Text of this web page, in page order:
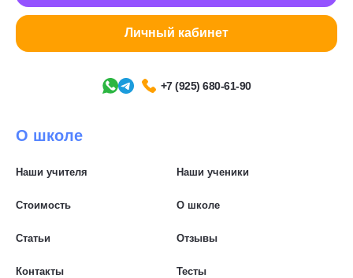
Личный кабинет
+7 (925) 680-61-90
О школе
Наши учителя Наши ученики
Стоимость О школе
Статьи Отзывы
Контакты Тесты